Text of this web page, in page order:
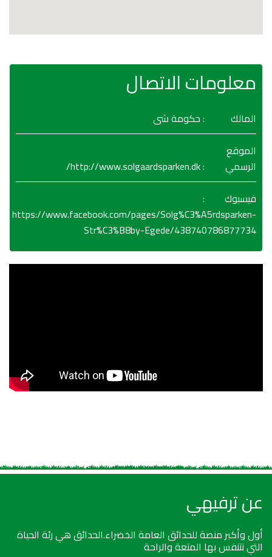
معلومات الاتصال
المالك
: حكومة شى
الموقع
الرسمي
:
http://www.solgaardsparken.dk/
فيسبوك
:
https://www.facebook.com/pages/Solg%C3%A5rdsparken-
Str%C3%B8by-Egede/438740786877734
عن ترفيهي
أول وأكبر منصة للحدائق العامة الخضراء.الحدائق هي رئة الحياة
التي نتنفس بها المتعة والراحة